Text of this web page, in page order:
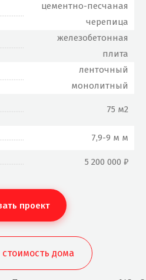
цементно-песчаная
черепица
железобетонная
плита
ленточный
монолитный
75 м2
7,9-9 м м
5 200 000 ₽
проект
стоимость дома